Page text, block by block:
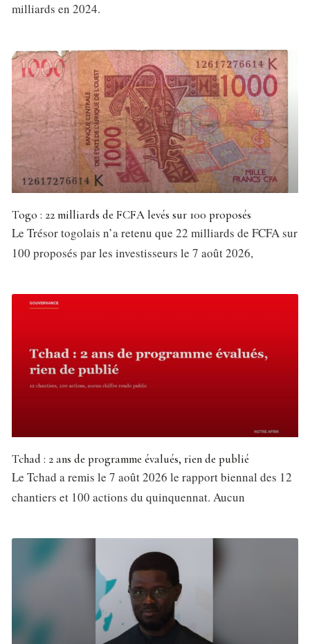
milliards en 2024.
Togo : 22 milliards de FCFA levés sur 100 proposés
Le Trésor togolais n’a retenu que 22 milliards de FCFA sur
100 proposés par les investisseurs le 7 août 2026,
Tchad : 2 ans de programme évalués, rien de publié
Le Tchad a remis le 7 août 2026 le rapport biennal des 12
chantiers et 100 actions du quinquennat. Aucun